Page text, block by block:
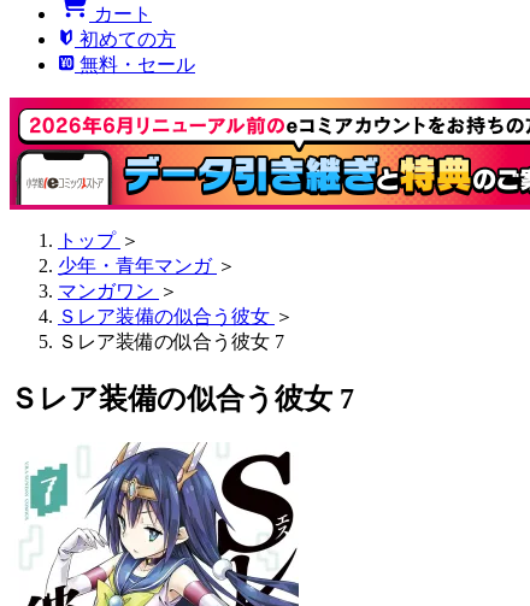
カート
初めての方
無料・セール
トップ ＞
少年・青年マンガ ＞
マンガワン ＞
Ｓレア装備の似合う彼女 ＞
Ｓレア装備の似合う彼女 7
Ｓレア装備の似合う彼女 7